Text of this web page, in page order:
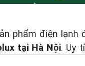
phẩm điện lạnh
tại Hà Nội. Uy